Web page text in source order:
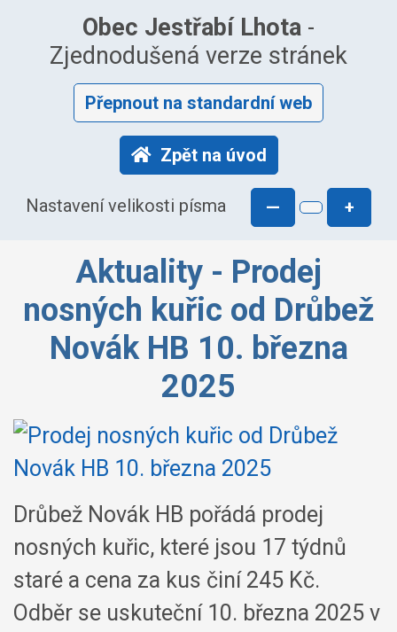
Obec Jestřabí Lhota -
Zjednodušená verze stránek
Přepnout na standardní web
Zpět na úvod
Nastavení velikosti písma — +
Aktuality - Prodej
nosných kuřic od Drůbež
Novák HB 10. března
2025
Drůbež Novák HB pořádá prodej
nosných kuřic, které jsou 17 týdnů
staré a cena za kus činí 245 Kč.
Odběr se uskuteční 10. března 2025 v